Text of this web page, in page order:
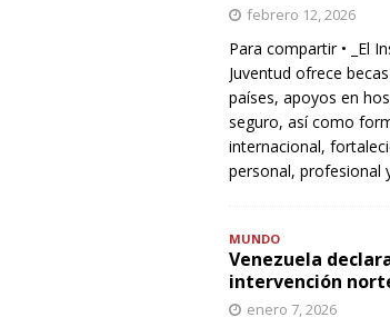
febrero 12, 2026
Para compartir • _El
Juventud ofrece
países, apoyos en
seguro, así como
internacional,
personal, profesional
MUNDO
Venezuela
intervención
enero 7, 2026